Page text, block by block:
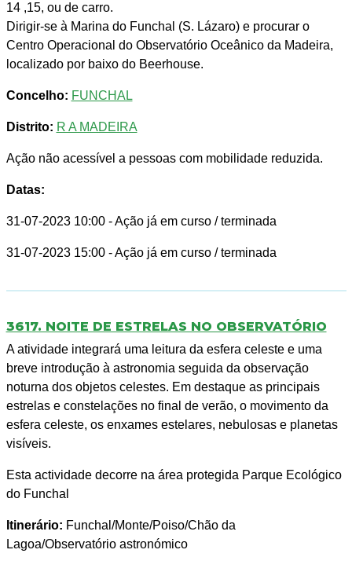
14 ,15, ou de carro.
Dirigir-se à Marina do Funchal (S. Lázaro) e procurar o
Centro Operacional do Observatório Oceânico da Madeira,
localizado por baixo do Beerhouse.
Concelho: FUNCHAL
Distrito: R A MADEIRA
Ação não acessível a pessoas com mobilidade reduzida.
Datas:
31-07-2023 10:00 - Ação já em curso / terminada
31-07-2023 15:00 - Ação já em curso / terminada
3617. NOITE DE ESTRELAS NO OBSERVATÓRIO
A atividade integrará uma leitura da esfera celeste e uma
breve introdução à astronomia seguida da observação
noturna dos objetos celestes. Em destaque as principais
estrelas e constelações no final de verão, o movimento da
esfera celeste, os enxames estelares, nebulosas e planetas
visíveis.
Esta actividade decorre na área protegida Parque Ecológico
do Funchal
Itinerário: Funchal/Monte/Poiso/Chão da
Lagoa/Observatório astronómico